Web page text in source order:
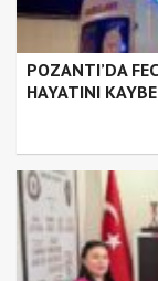
POZANTI’DA
HAYATINI